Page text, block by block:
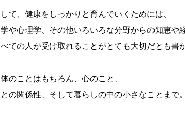
て、健康をしっかりと育んでいくためには、
や心理学、その他いろいろな分野からの知恵や
ての人が受け取れることがとても大切だとも書
のことはもちろん、心のこと、
の関係性、そして暮らしの中の小さなことまで。